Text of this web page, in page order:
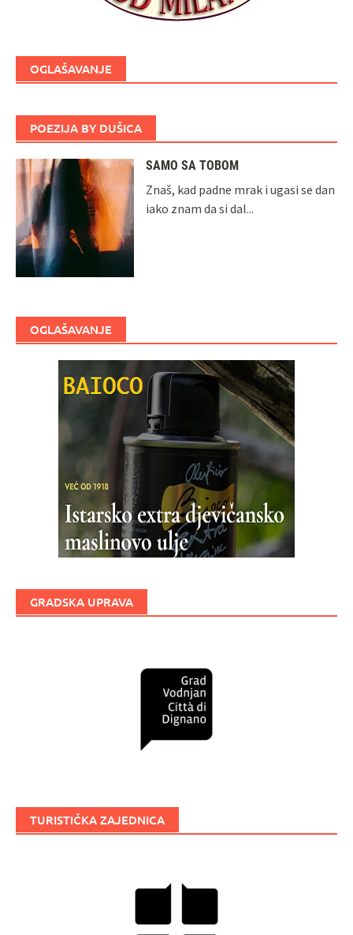
OGLAŠAVANJE
POEZIJA BY DUŠICA
SAMO SA TOBOM
Znaš, kad padne mrak i ugasi se dan
iako znam da si dal...
OGLAŠAVANJE
GRADSKA UPRAVA
TURISTIČKA ZAJEDNICA